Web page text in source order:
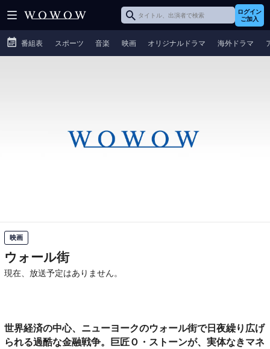
ログイン
ご加入
番組表 スポーツ 音楽 映画 オリジナルドラマ 海外ドラマ
映画
ウォール街
現在、放送予定はありません。
世界経済の中心、ニューヨークのウォール街で日夜繰り広げ
られる過酷な金融戦争。巨匠Ｏ・ストーンが、実体なきマネ